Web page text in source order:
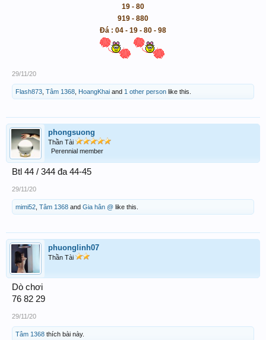
19 - 80
919 - 880
Đá : 04 - 19 - 80 - 98
29/11/20
Flash873 Tâm 1368 HoangKhai and 1 other person like this.
phongsuong
Thần Tài
Perennial member
Btl 44 / 344 đa 44-45
29/11/20
mimi52 Tâm 1368 and Gia hân @ like this.
phuonglinh07
Thần Tài
Dò chơi
76 82 29
29/11/20
Tâm 1368 thích bài này.